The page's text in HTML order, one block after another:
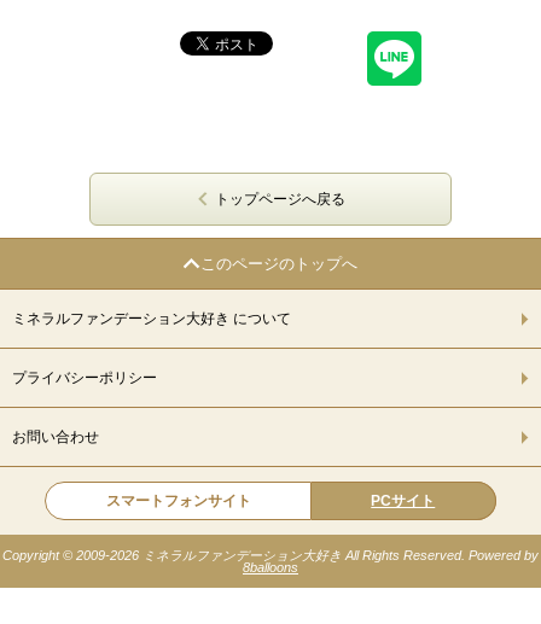
トップページへ戻る
このページのトップへ
ミネラルファンデーション大好き について
プライバシーポリシー
お問い合わせ
スマートフォンサイト PCサイト
Copyright © 2009-2026 ミネラルファンデーション大好き All Rights Reserved. Powered by
8balloons